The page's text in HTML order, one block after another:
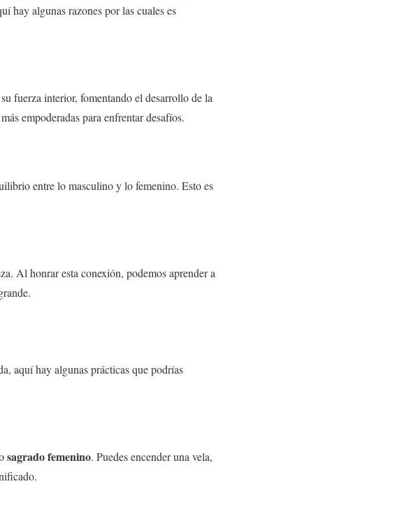
hay algunas razones por las cuales es
fuerza interior, fomentando el desarrollo de la
empoderadas para enfrentar desafíos.
entre lo masculino y lo femenino. Esto es
Al honrar esta conexión, podemos aprender a
aquí hay algunas prácticas que podrías
sagrado femenino. Puedes encender una vela,